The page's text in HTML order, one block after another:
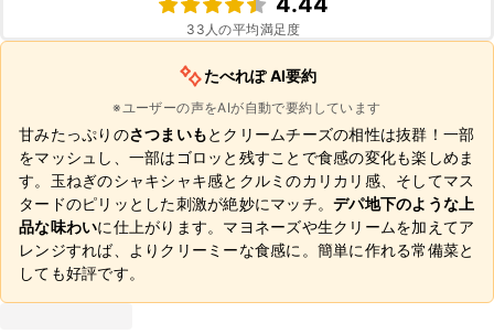
33 人の平均満足度
たべれぽ AI要約
※ユーザーの声をAIが自動で要約しています
甘みたっぷりのさつまいもとクリームチーズの相性は抜群！一部
をマッシュし、一部はゴロッと残すことで食感の変化も楽しめま
す。玉ねぎのシャキシャキ感とクルミのカリカリ感、そしてマス
タードのピリッとした刺激が絶妙にマッチ。 デパ地下のような上
品な味わいに仕上がります。マヨネーズや生クリームを加えてア
レンジすれば、よりクリーミーな食感に。簡単に作れる常備菜と
しても好評です。